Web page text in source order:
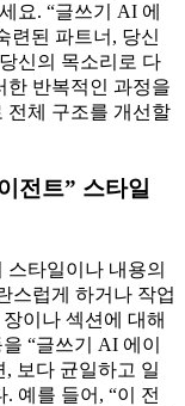
요. “글쓰기 AI 에
련된 파트너, 당신
신의 목소리로 다
한 반복적인 과정을
전체 구조를 개선할
전트” 스타일
타일이나 내용의
스럽게 하거나 작업
이나 섹션에 대해
“글쓰기 AI 에이
보다 균일하고 일
예를 들어, “이 전